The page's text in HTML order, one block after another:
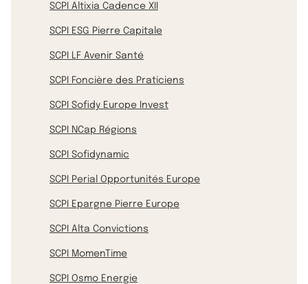
SCPI Altixia Cadence XII
SCPI ESG Pierre Capitale
SCPI LF Avenir Santé
SCPI Foncière des Praticiens
SCPI Sofidy Europe Invest
SCPI NCap Régions
SCPI Sofidynamic
SCPI Perial Opportunités Europe
SCPI Epargne Pierre Europe
SCPI Alta Convictions
SCPI MomenTime
SCPI Osmo Energie